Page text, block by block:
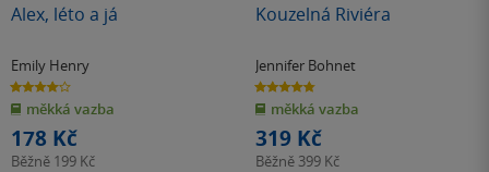
Alex, léto a já
Emily Henry
4.0
z
5
hvězdiček
měkká vazba
178 Kč
Běžně 199 Kč
Kouzelná Riviéra
Jennifer Bohnet
4.8
z
5
hvězdiček
měkká vazba
319 Kč
Běžně 399 Kč